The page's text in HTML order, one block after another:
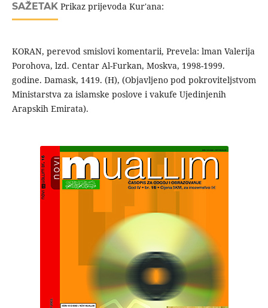
SAŽETAKPrikaz prijevoda Kur'ana:
KORAN, perevod smislovi komentarii, Prevela: lman Valerija
Porohova, lzd. Centar Al-Furkan, Moskva, 1998-1999.
godine. Damask, 1419. (H), (Objavljeno pod pokroviteljstvom
Ministarstva za islamske poslove i vakufe Ujedinjenih
Arapskih Emirata).